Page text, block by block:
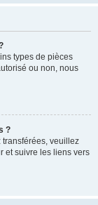
types de pièces
ou non, nous
?
transférées, veuillez
et suivre les liens vers